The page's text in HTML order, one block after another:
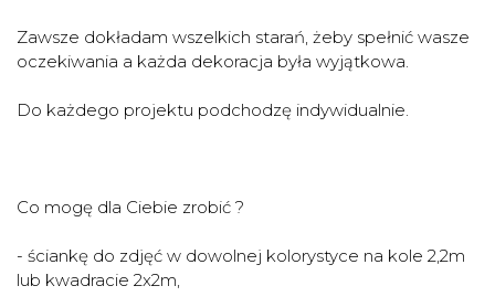
Zawsze dokładam wszelkich starań, żeby spełnić wasze
oczekiwania a każda dekoracja była wyjątkowa.
Do każdego projektu podchodzę indywidualnie.
Co mogę dla Ciebie zrobić ?
- ściankę do zdjęć w dowolnej kolorystyce na kole 2,2m
lub kwadracie 2x2m,